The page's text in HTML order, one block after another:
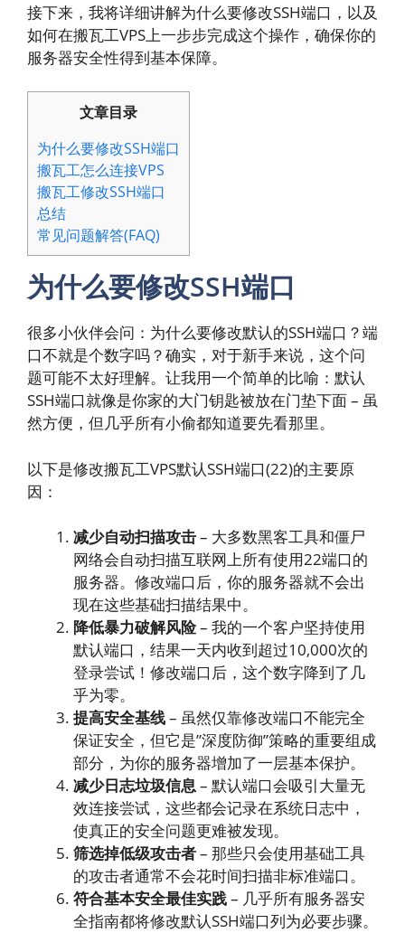
接下来，我将详细讲解为什么要修改SSH端口，以及
如何在搬瓦工VPS上一步步完成这个操作，确保你的
服务器安全性得到基本保障。
文章目录
为什么要修改SSH端口
搬瓦工怎么连接VPS
搬瓦工修改SSH端口
总结
常见问题解答(FAQ)
为什么要修改SSH端口
很多小伙伴会问：为什么要修改默认的SSH端口？端
口不就是个数字吗？确实，对于新手来说，这个问
题可能不太好理解。让我用一个简单的比喻：默认
SSH端口就像是你家的大门钥匙被放在门垫下面 – 虽
然方便，但几乎所有小偷都知道要先看那里。
以下是修改搬瓦工VPS默认SSH端口(22)的主要原
因：
减少自动扫描攻击– 大多数黑客工具和僵尸
网络会自动扫描互联网上所有使用22端口的
服务器。修改端口后，你的服务器就不会出
现在这些基础扫描结果中。
降低暴力破解风险– 我的一个客户坚持使用
默认端口，结果一天内收到超过10,000次的
登录尝试！修改端口后，这个数字降到了几
乎为零。
提高安全基线– 虽然仅靠修改端口不能完全
保证安全，但它是”深度防御”策略的重要组成
部分，为你的服务器增加了一层基本保护。
减少日志垃圾信息– 默认端口会吸引大量无
效连接尝试，这些都会记录在系统日志中，
使真正的安全问题更难被发现。
筛选掉低级攻击者– 那些只会使用基础工具
的攻击者通常不会花时间扫描非标准端口。
符合基本安全最佳实践– 几乎所有服务器安
全指南都将修改默认SSH端口列为必要步骤。